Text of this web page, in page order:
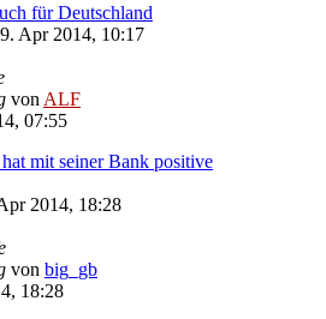
für Deutschland
Apr 2014, 10:17
von ALF
07:55
mit seiner Bank positive
2014, 18:28
von big_gb
18:28